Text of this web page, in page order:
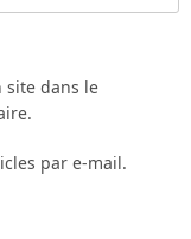
site dans le
par e-mail.